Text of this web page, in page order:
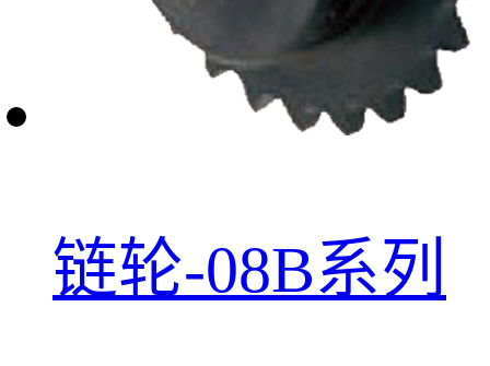
链轮-08B系列